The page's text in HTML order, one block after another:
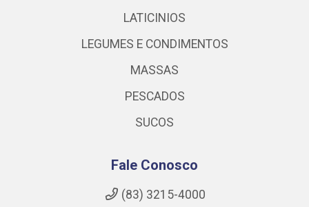
LATICINIOS
LEGUMES E CONDIMENTOS
MASSAS
PESCADOS
SUCOS
Fale Conosco
(83) 3215-4000